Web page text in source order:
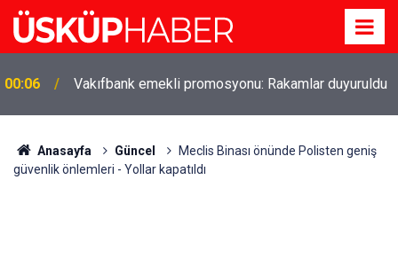
19:21
Gözde oldu! Hem köy hem mahalle hayatı iç içe!
İzmir'deki doğal semt
Anasayfa Güncel
Meclis Binası önünde Polisten geniş
güvenlik önlemleri - Yollar kapatıldı